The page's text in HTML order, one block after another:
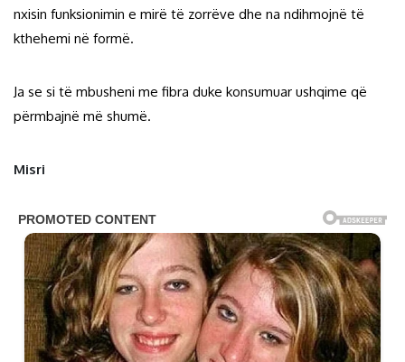
nxisin funksionimin e mirë të zorrëve dhe na ndihmojnë të
kthehemi në formë.
Ja se si të mbusheni me fibra duke konsumuar ushqime që
përmbajnë më shumë.
Misri